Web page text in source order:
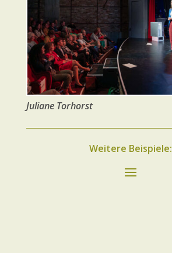
Juliane Torhorst
Weitere Beispiele: